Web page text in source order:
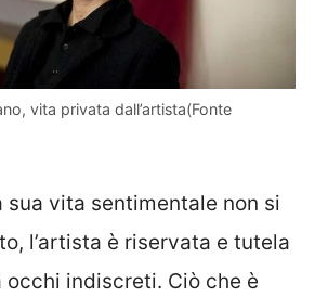
vita privata dall’artista(Fonte
sua vita sentimentale non si
l’artista è riservata e tutela
indiscreti. Ciò che è